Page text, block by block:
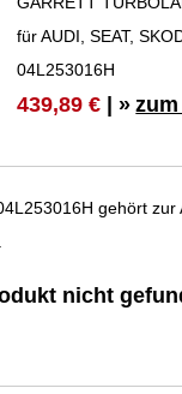
für AUDI, SEAT,
04L253016H
439,89 € | »
gehört zur
nicht